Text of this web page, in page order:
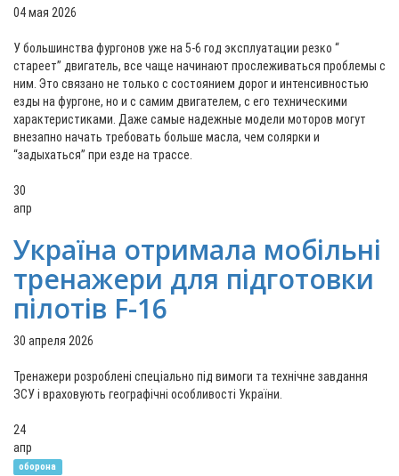
04 мая 2026
У большинства фургонов уже на 5-6 год эксплуатации резко “
стареет” двигатель, все чаще начинают прослеживаться проблемы с
ним. Это связано не только с состоянием дорог и интенсивностью
езды на фургоне, но и с самим двигателем, с его техническими
характеристиками. Даже самые надежные модели моторов могут
внезапно начать требовать больше масла, чем солярки и
“задыхаться” при езде на трассе.
30
апр
Україна отримала мобільні
тренажери для підготовки
пілотів F-16
30 апреля 2026
Тренажери розроблені спеціально під вимоги та технічне завдання
ЗСУ і враховують географічні особливості України.
24
апр
оборона